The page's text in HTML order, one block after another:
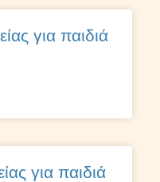
για παιδιά
για παιδιά